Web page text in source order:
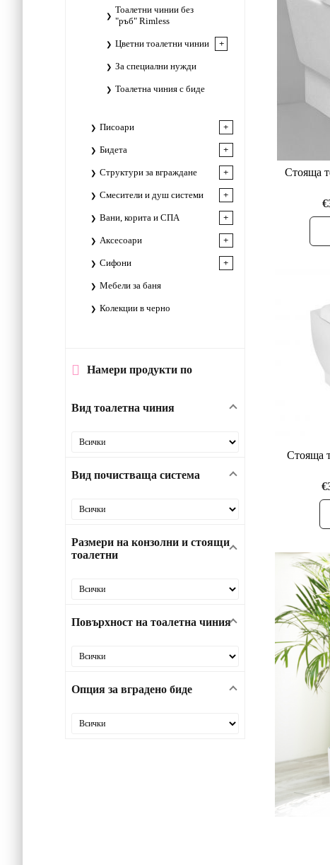
Тоалетни чинии без
"ръб" Rimless
Цветни тоалетни чинии
За специални нужди
Тоалетна чиния с биде
Писоари
Бидета
Структури за вграждане
Смесители и душ системи
Вани, корита и СПА
Аксесоари
Сифони
Мебели за баня
Колекции в черно
Намери продукти по
Вид тоалетна чиния
Вид почистваща система
Размери на конзолни и стоящи
тоалетни
Повърхност на тоалетна чиния
Опция за вградено биде
Стояща
Стояща